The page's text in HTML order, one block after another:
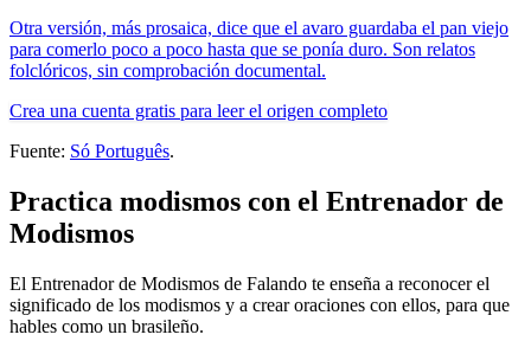
Otra versión, más prosaica, dice que el avaro guardaba el pan viejo
para comerlo poco a poco hasta que se ponía duro. Son relatos
folclóricos, sin comprobación documental.
Crea una cuenta gratis para leer el origen completo
Fuente: Só Português.
Practica modismos con el Entrenador de
Modismos
El Entrenador de Modismos de Falando te enseña a reconocer el
significado de los modismos y a crear oraciones con ellos, para que
hables como un brasileño.